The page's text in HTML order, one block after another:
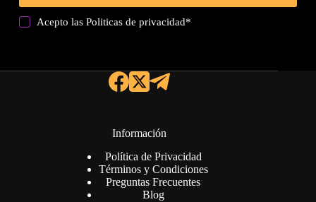
Acepto lasPoliticas de privacidad*
Información
Política de Privacidad
Términos y Condiciones
Preguntas Frecuentes
Blog